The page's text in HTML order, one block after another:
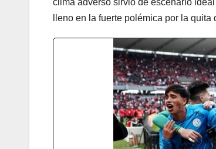
clima adverso sirvió de escenario
lleno en la fuerte polémica por la